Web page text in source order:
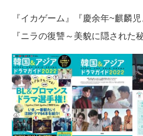
『イカゲーム』『慶余年~麒麟
『ニラの復讐～美貌に隠された